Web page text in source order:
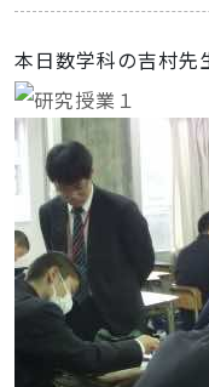
本日数学科の吉村先